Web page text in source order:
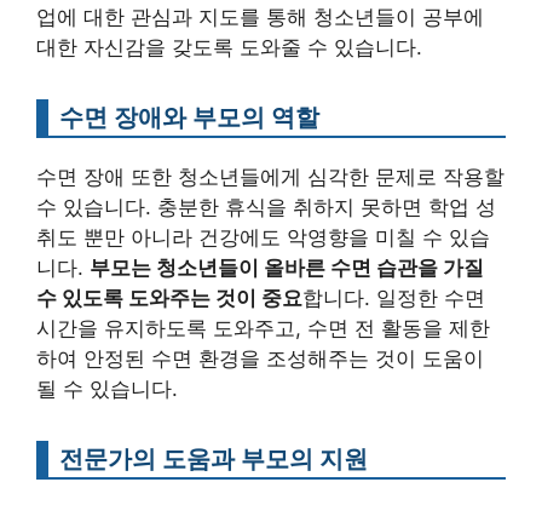
업에 대한 관심과 지도를 통해 청소년들이 공부에
대한 자신감을 갖도록 도와줄 수 있습니다.
수면 장애와 부모의 역할
수면 장애 또한 청소년들에게 심각한 문제로 작용할
수 있습니다. 충분한 휴식을 취하지 못하면 학업 성
취도 뿐만 아니라 건강에도 악영향을 미칠 수 있습
니다. 부모는 청소년들이 올바른 수면 습관을 가질
수 있도록 도와주는 것이 중요합니다. 일정한 수면
시간을 유지하도록 도와주고, 수면 전 활동을 제한
하여 안정된 수면 환경을 조성해주는 것이 도움이
될 수 있습니다.
전문가의 도움과 부모의 지원